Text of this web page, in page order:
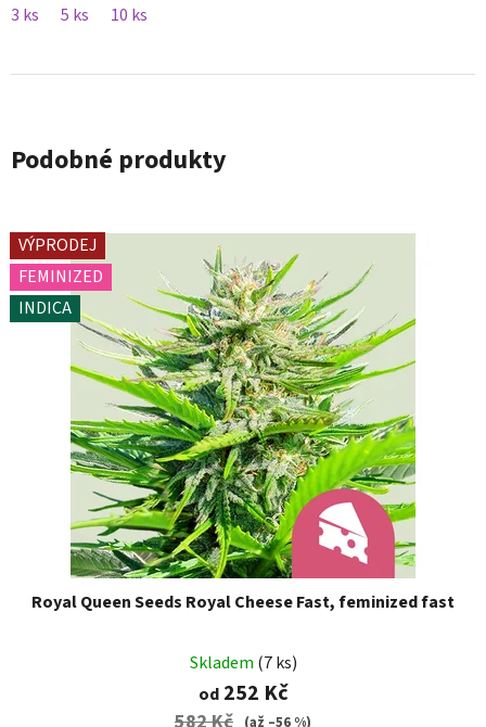
3 ks
5 ks 10 ks
Podobné produkty
VÝPRODEJ
FEMINIZED
INDICA
Royal Queen Seeds Royal Cheese Fast, feminized fast
Skladem (7 ks)
od252 Kč
(až –56 %)